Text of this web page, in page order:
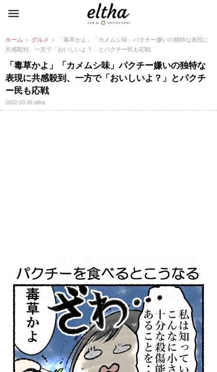
ホーム ＞ グルメ ＞ 「毒草かよ」「カメムシ味」パクチー嫌いの独特な表現に
共感殺到、一方で「おいしいよ？」とパクチー民も応戦
「毒草かよ」「カメムシ味」パクチー嫌いの独特な
表現に共感殺到、一方で「おいしいよ？」とパクチ
ー民も応戦
2022-10-26eltha